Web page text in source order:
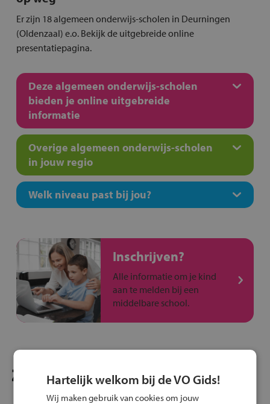
Er zijn 18 algemeen onderwijs-scholen in Deurningen
(Oldenzaal) e.o. Bekijk de uitgebreide online
presentatiepagina.
Deze algemeen onderwijs-scholen
bieden je online uitgebreide
informatie
Overige algemeen onderwijs-scholen
in jouw regio
Welk niveau past bij jou?
Inschrijven?
Alle informatie om je kind
aan te melden bij een
middelbare school.
Hartelijk welkom bij de VO Gids!
Wij maken gebruik van cookies om jouw